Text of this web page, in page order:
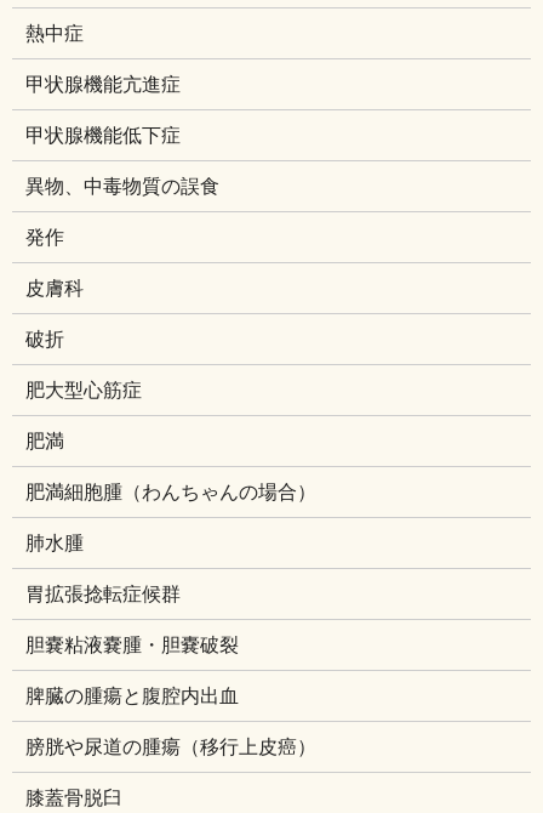
熱中症
甲状腺機能亢進症
甲状腺機能低下症
異物、中毒物質の誤食
発作
皮膚科
破折
肥大型心筋症
肥満
肥満細胞腫（わんちゃんの場合）
肺水腫
胃拡張捻転症候群
胆嚢粘液嚢腫・胆嚢破裂
脾臓の腫瘍と腹腔内出血
膀胱や尿道の腫瘍（移行上皮癌）
膝蓋骨脱臼